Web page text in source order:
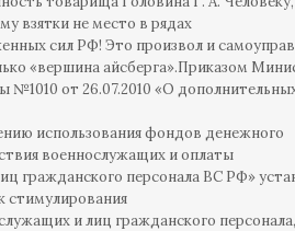
взятки не место в рядах
сил РФ! Это произвол и
«вершина айсберга».Приказом
№1010 от 26.07.2010 «О
использования фондов денежного
военнослужащих и оплаты
гражданского персонала ВС РФ»
стимулирования
и лиц гражданского